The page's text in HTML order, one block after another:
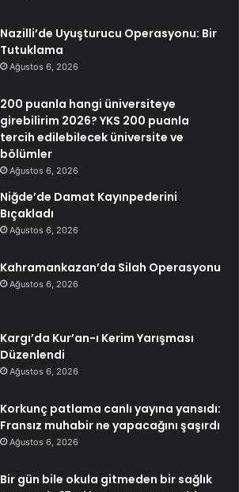
Nazilli’de Uyuşturucu Operasyonu: Bir
Tutuklama
Ağustos 6, 2026
200 puanla hangi üniversiteye
girebilirim 2026? YKS 200 puanla
tercih edilebilecek üniversite ve
bölümler
Ağustos 6, 2026
Niğde’de Damat Kayınpederini
Bıçakladı
Ağustos 6, 2026
Kahramankazan’da Silah Operasyonu
Ağustos 6, 2026
Kargı’da Kur’an-ı Kerim Yarışması
Düzenlendi
Ağustos 6, 2026
Korkunç patlama canlı yayına yansıdı:
Fransız muhabir ne yapacağını şaşırdı
Ağustos 6, 2026
Bir gün bile okula gitmeden bir sağlık